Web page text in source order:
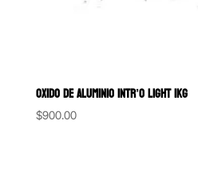
OXIDO DE ALUMINIO INTR’O LIGHT 1KG
$900.00